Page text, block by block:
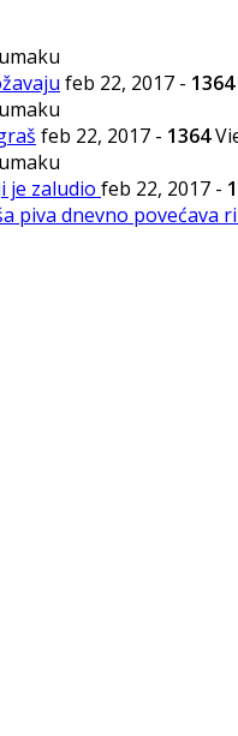
feb 22, 2017 - 1364
feb 22, 2017 - 1364
je zaludio feb 22, 2017 -
piva dnevno povećava